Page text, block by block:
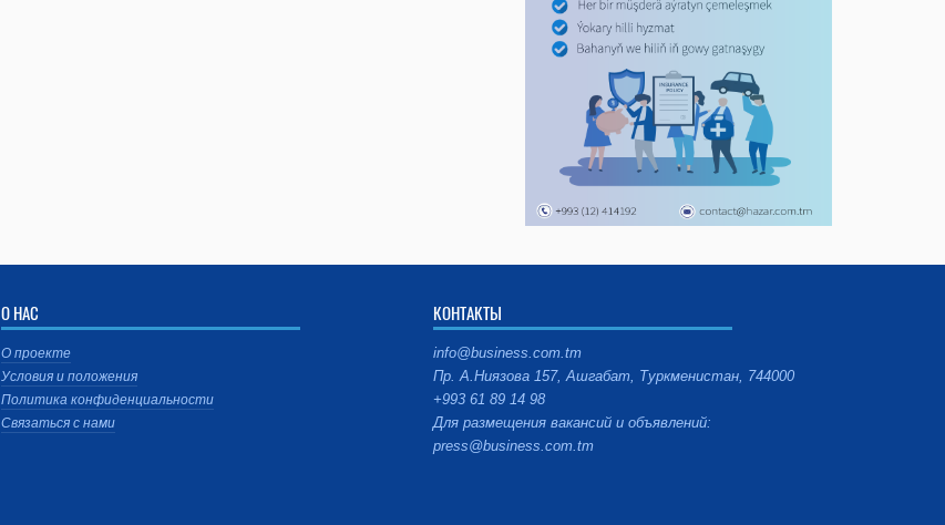
О НАС
О проекте
Условия и положения
Политика конфиденциальности
Связаться с нами
КОНТАКТЫ
info@business.com.tm
Пр. А.Ниязова 157, Ашгабат, Туркменистан, 744000
+993 61 89 14 98
Для размещения вакансий и объявлений:
press@business.com.tm